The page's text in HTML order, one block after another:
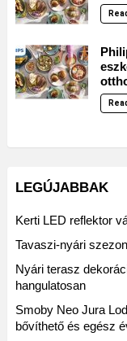
LEGÚJABBAK
Kerti LED reflektor
Tavaszi-nyári
Nyári terasz
hangulatosan
Smoby Neo Jura
bővíthető és egész